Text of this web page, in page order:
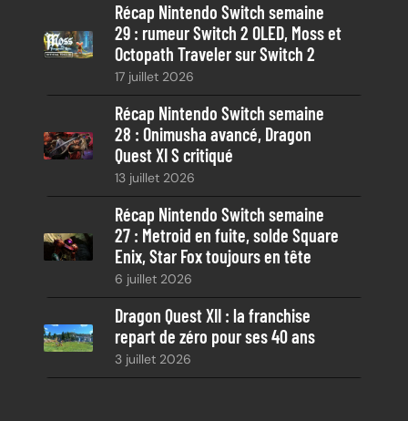
Récap Nintendo Switch semaine
29 : rumeur Switch 2 OLED, Moss et
Octopath Traveler sur Switch 2
17 juillet 2026
Récap Nintendo Switch semaine
28 : Onimusha avancé, Dragon
Quest XI S critiqué
13 juillet 2026
Récap Nintendo Switch semaine
27 : Metroid en fuite, solde Square
Enix, Star Fox toujours en tête
6 juillet 2026
Dragon Quest XII : la franchise
repart de zéro pour ses 40 ans
3 juillet 2026